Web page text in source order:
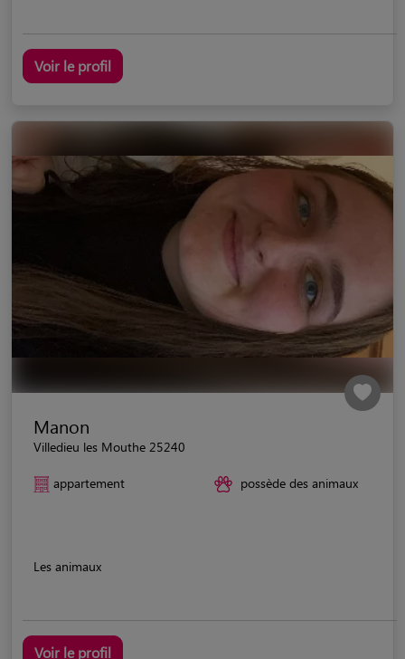
Voir le profil
Manon
Villedieu les Mouthe 25240
appartement possède des animaux
Les animaux
Voir le profil